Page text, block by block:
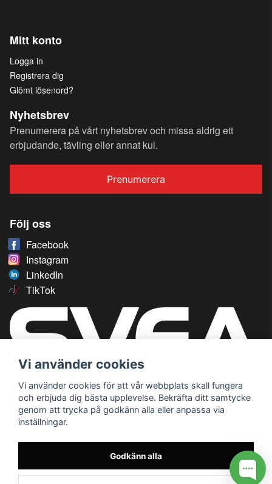
Mitt konto
Logga in
Registrera dig
Glömt lösenord?
Nyhetsbrev
Prenumerera på vårt nyhetsbrev och missa aldrig ett
erbjudande, tävling eller annat kul.
Prenumerera
Följ oss
Facebook
Instagram
LinkedIn
TikTok
Vi använder cookies
Vi använder cookies för att vår webbplats skall fungera
och erbjuda dig bästa upplevelse. Bekräfta ditt samtycke
genom att trycka på godkänn alla eller anpassa via
inställningar.
Godkänn alla